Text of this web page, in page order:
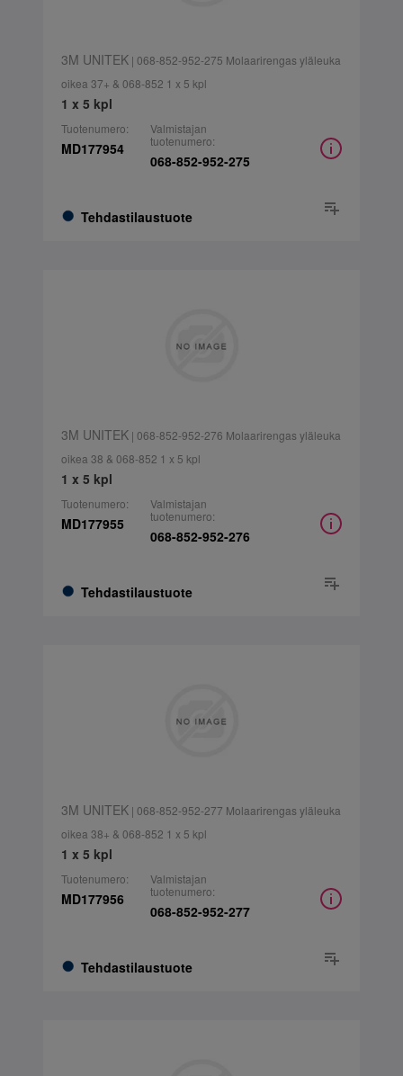
3M UNITEK| 068-852-952-275 Molaarirengas yläleuka
oikea 37+ & 068-852 1 x 5 kpl
1 x 5 kpl
Tuotenumero:
MD177954
Tehdastilaustuote
Valmistajan
tuotenumero:
068-852-952-275
3M UNITEK| 068-852-952-276 Molaarirengas yläleuka
oikea 38 & 068-852 1 x 5 kpl
1 x 5 kpl
Tuotenumero:
MD177955
Tehdastilaustuote
Valmistajan
tuotenumero:
068-852-952-276
3M UNITEK| 068-852-952-277 Molaarirengas yläleuka
oikea 38+ & 068-852 1 x 5 kpl
1 x 5 kpl
Tuotenumero:
MD177956
Tehdastilaustuote
Valmistajan
tuotenumero:
068-852-952-277